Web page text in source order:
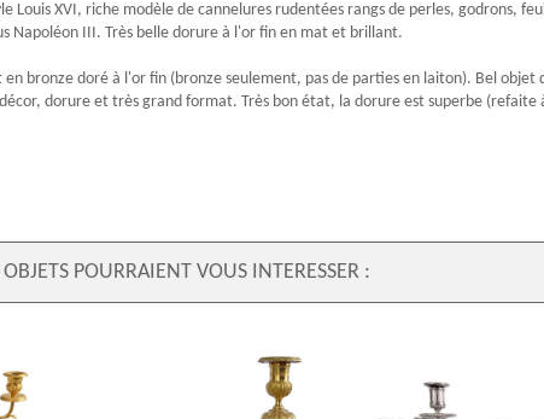
Louis XVI, riche modèle de cannelures rudentées rangs de perles, godrons,
Napoléon III. Très belle dorure à l'or fin en mat et brillant.
bronze doré à l'or fin (bronze seulement, pas de parties en laiton). Bel objet
dorure et très grand format. Très bon état, la dorure est superbe (refaite
POURRAIENT VOUS INTERESSER :